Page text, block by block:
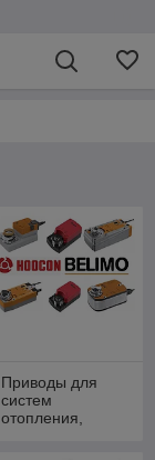
Приводы для
систем
отопления,